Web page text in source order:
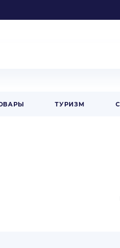
ТУРИЗМ